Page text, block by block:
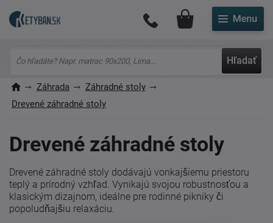
Hľadať
Môj účet
Záhrada
Záhradné stoly
Drevené záhradné stoly
Drevené záhradné stoly
Drevené záhradné stoly dodávajú vonkajšiemu priestoru
teplý a prírodný vzhľad. Vynikajú svojou robustnosťou a
klasickým dizajnom, ideálne pre rodinné pikniky či
popoludňajšiu relaxáciu.